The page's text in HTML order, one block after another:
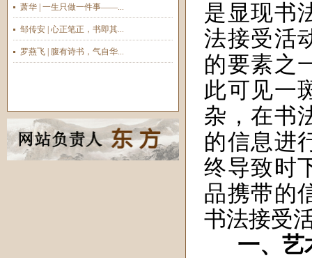
萧华 | 一生只做一件事——...
邹传安 | 心正笔正，书即其...
罗燕飞 | 腹有诗书，气自华...
是显现书
法接受活
的要素之
此可见一
杂，在书
的信息进
终导致时
品携带的
书法接受
一、艺